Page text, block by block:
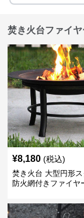
焚き火台ファイ
¥8,180 (税込)
焚き火台 大型円形ス
防火網付きファイヤ